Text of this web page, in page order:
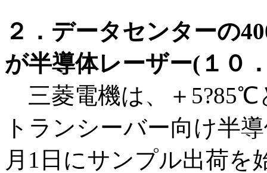
２．データセンターの
が半導体レーザー(１
三菱電機は、＋5?85℃
トランシーバー向け半
月1日にサンプル出荷を